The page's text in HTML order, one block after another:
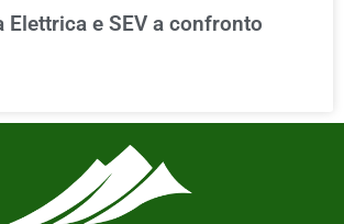
Elettrica e SEV a confronto